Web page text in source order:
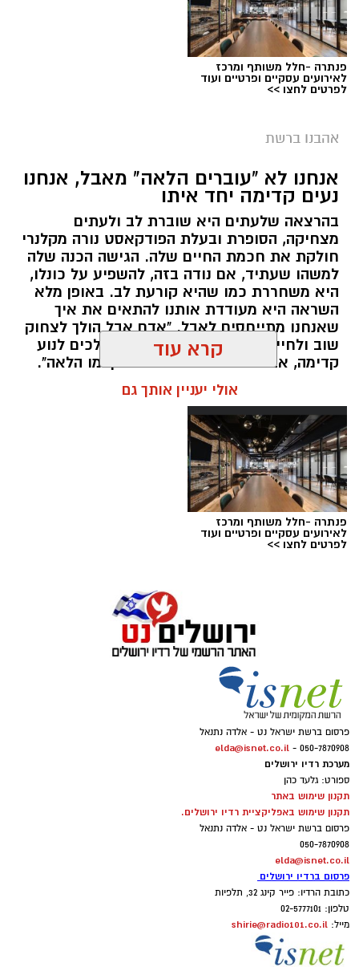
פנתרה -חלל משותף ומרכז
לאירועים עסקיים ופרטיים ועוד
לפרטים לחצו >>
אהבנו ברשת
אנחנו לא "עוברים הלאה" מאבל, אנחנו
נעים קדימה יחד איתו
בהרצאה שלעתים היא שוברת לב ולעתים
מצחיקה, הסופרת ובעלת הפודקאסט נורה מקלנרי
חולקת את חכמת החיים שלה. הגישה הכנה שלה
למשהו שעתיד, אם נודה בזה, להשפיע על כונלו,
היא משחררת כמו שהיא קורעת לב. באופן מלא
השראה היא מעודדת אותנו להתאים את איך
שאנחנו מתייחסים לאבל. "אדם אבל הולך לצחוק
שוב ולחייך שוב", היא אומרת. "הם הולכים לנוע
קדימה, אבל זה לא אומר שהם התקדמו הלאה".
תגים:אבל
קרא עוד
אולי יעניין אותך גם
פנתרה -חלל משותף ומרכז
לאירועים עסקיים ופרטיים ועוד
לפרטים לחצו >>
פרסום ברשת ישראל נט - אלדה נתנאל
050-7870908 -
elda@isnet.co.il
מערכת רדיו ירושלים
ספורט: גלעד כהן
תקנון שימוש באתר
תקנון שימוש באפליקציית רדיו ירושלים.
פרסום ברשת ישראל נט - אלדה נתנאל
050-7870908
elda@isnet.co.il
פרסום ברדיו ירושלים
כתובת הרדיו: פייר קינג 32, תלפיות
טלפון: 02-5777101
מייל: shirie@radio101.co.il